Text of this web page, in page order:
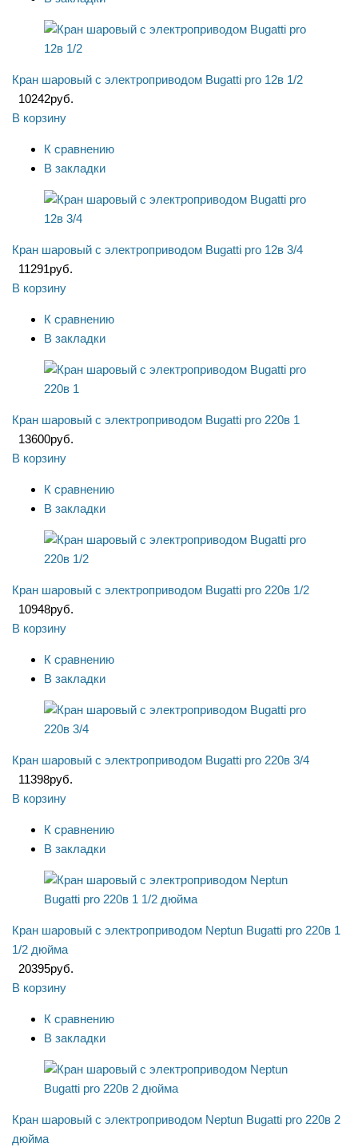
Кран шаровый с электроприводом Bugatti pro 12в 1/2
10242руб.
В корзину
К сравнению
В закладки
Кран шаровый с электроприводом Bugatti pro 12в 3/4
11291руб.
В корзину
К сравнению
В закладки
Кран шаровый с электроприводом Bugatti pro 220в 1
13600руб.
В корзину
К сравнению
В закладки
Кран шаровый с электроприводом Bugatti pro 220в 1/2
10948руб.
В корзину
К сравнению
В закладки
Кран шаровый с электроприводом Bugatti pro 220в 3/4
11398руб.
В корзину
К сравнению
В закладки
Кран шаровый с электроприводом Neptun Bugatti pro 220в 1
1/2 дюйма
20395руб.
В корзину
К сравнению
В закладки
Кран шаровый с электроприводом Neptun Bugatti pro 220в 2
дюйма